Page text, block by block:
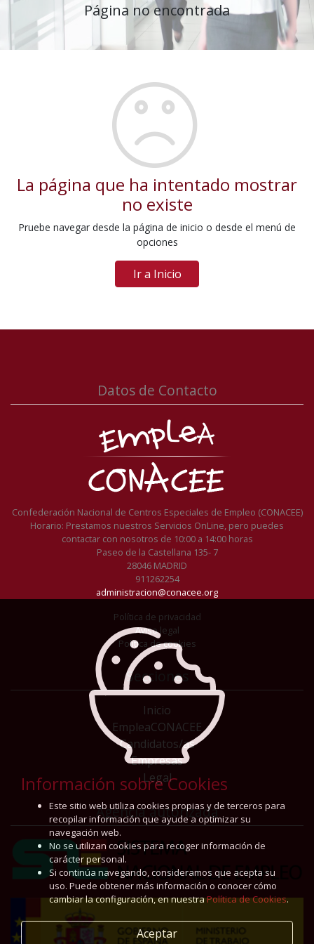
Página no encontrada
La página que ha intentado mostrar
no existe
Pruebe navegar desde la página de inicio o desde el menú de
opciones
Ir a Inicio
Datos de Contacto
Confederación Nacional de Centros Especiales de Empleo (CONACEE)
Horario: Prestamos nuestros Servicios OnLine, pero puedes
contactar con nosotros de 10:00 a 14:00 horas
Paseo de la Castellana 135- 7
28046 MADRID
911262254
administracion@conacee.org
Política de privacidad
Aviso legal
Política de cookies
Secciones
Inicio
EmpleaCONACEE
Candidatos/as
Empresas
Legal
Agencia autorizada
Información sobre Cookies
Este sitio web utiliza cookies propias y de terceros para
recopilar información que ayude a optimizar su
navegación web.
No se utilizan cookies para recoger información de
carácter personal.
Si continúa navegando, consideramos que acepta su
uso. Puede obtener más información o conocer cómo
cambiar la configuración, en nuestraPolítica de Cookies.
Aceptar